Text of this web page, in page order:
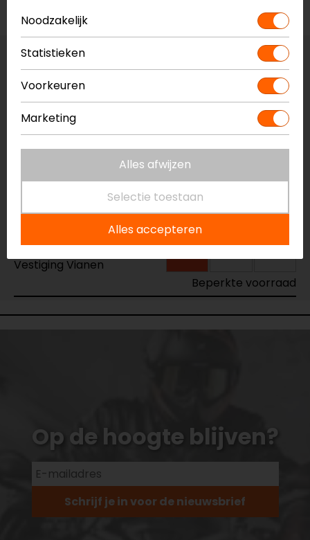
Maat:XS
Vestiging Apeldoorn
Niet op voorraad
Vestiging Capelle a/d IJssel
Vestiging Eindhoven
Niet op voorraad
Vestiging Vianen
Beperkte voorraad
Op de hoogte blijven?
Schrijf je in voor de nieuwsbrief
Noodzakelijk
Statistieken
Voorkeuren
Marketing
Alles afwijzen
Selectie toestaan
Alles accepteren